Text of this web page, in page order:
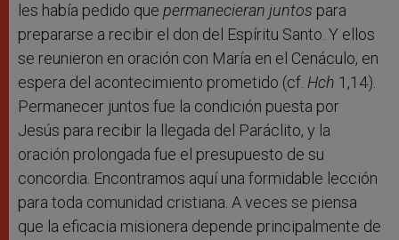
les había pedido que permanecieran juntos para
prepararse a recibir el don del Espíritu Santo. Y ellos
se reunieron en oración con María en el Cenáculo, en
espera del acontecimiento prometido (cf. Hch 1,14).
Permanecer juntos fue la condición puesta por
Jesús para recibir la llegada del Paráclito, y la
oración prolongada fue el presupuesto de su
concordia. Encontramos aquí una formidable lección
para toda comunidad cristiana. A veces se piensa
que la eficacia misionera depende principalmente de